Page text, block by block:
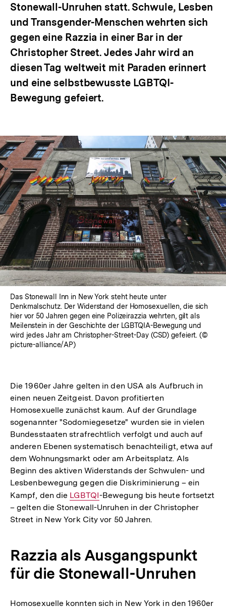
Stonewall-Unruhen statt. Schwule, Lesben
und Transgender-Menschen wehrten sich
gegen eine Razzia in einer Bar in der
Christopher Street. Jedes Jahr wird an
diesen Tag weltweit mit Paraden erinnert
und eine selbstbewusste LGBTQI-
Bewegung gefeiert.
Das Stonewall Inn in New York steht heute unter
Denkmalschutz. Der Widerstand der Homosexuellen, die sich
hier vor 50 Jahren gegen eine Polizeirazzia wehrten, gilt als
Meilenstein in der Geschichte der LGBTQIA-Bewegung und
wird jedes Jahr am Christopher-Street-Day (CSD) gefeiert. (©
picture-alliance/AP)
Die 1960er Jahre gelten in den USA als Aufbruch in
einen neuen Zeitgeist. Davon profitierten
Homosexuelle zunächst kaum. Auf der Grundlage
sogenannter "Sodomiegesetze" wurden sie in vielen
Bundesstaaten strafrechtlich verfolgt und auch auf
anderen Ebenen systematisch benachteiligt, etwa auf
dem Wohnungsmarkt oder am Arbeitsplatz. Als
Beginn des aktiven Widerstands der Schwulen- und
Lesbenbewegung gegen die Diskriminierung – ein
Kampf, den die Interner
Link:
LGBTQI-Bewegung bis heute fortsetzt
– gelten die Stonewall-Unruhen in der Christopher
Street in New York City vor 50 Jahren.
Razzia als Ausgangspunkt
für die Stonewall-Unruhen
Homosexuelle konnten sich in New York in den 1960er